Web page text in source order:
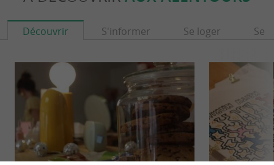
Découvrir S'informer Se loger Se